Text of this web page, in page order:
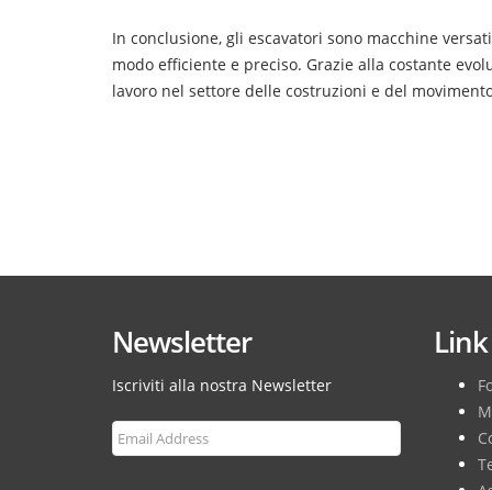
In conclusione, gli escavatori sono macchine
modo efficiente e preciso. Grazie alla costante
lavoro nel settore delle costruzioni e del
Newsletter
Iscriviti alla nostra Newsletter